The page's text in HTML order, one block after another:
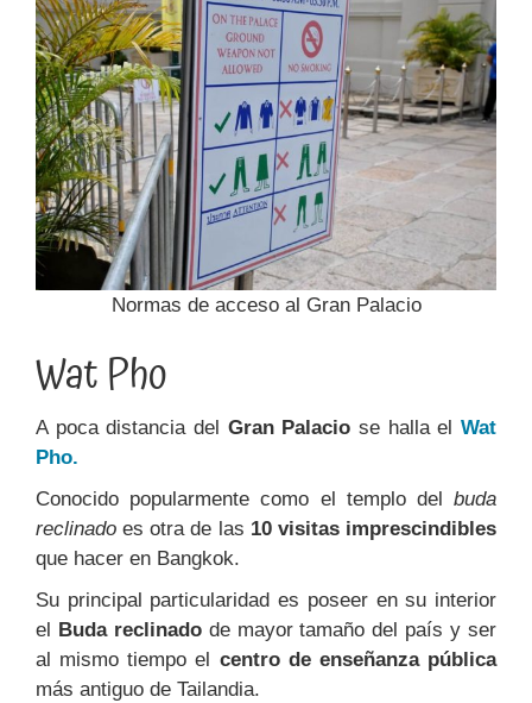
Normas de acceso al Gran Palacio
Wat Pho
A poca distancia del Gran Palacio se halla elWat
Pho.
Conocido popularmente como el templo del buda
reclinado es otra de las 10 visitas imprescindibles
que hacer en Bangkok.
Su principal particularidad es poseer en su interior
el
Buda reclinadode mayor tamaño del país y ser
al mismo tiempo el centro de enseñanza pública
más antiguo de Tailandia.